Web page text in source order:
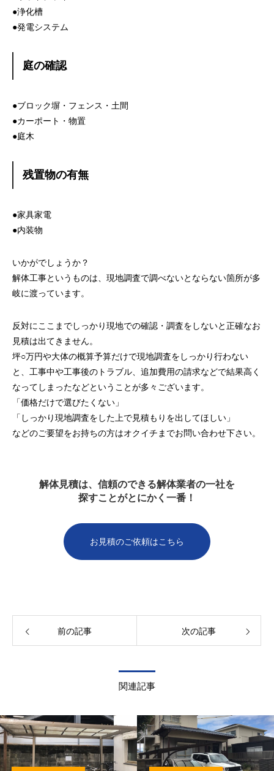
●浄化槽
●発電システム
庭の確認
●ブロック塀・フェンス・土間
●カーポート・物置
●庭木
残置物の有無
●家具家電
●内装物
いかがでしょうか？
解体工事というものは、現地調査で調べないとならない箇所が多
岐に渡っています。
反対にここまでしっかり現地での確認・調査をしないと正確なお
見積は出てきません。
坪○万円や大体の概算予算だけで現地調査をしっかり行わない
と、工事中や工事後のトラブル、追加費用の請求などで結果高く
なってしまったなどということが多々ございます。
「価格だけで選びたくない」
「しっかり現地調査をした上で見積もりを出してほしい」
などのご要望をお持ちの方はオクイチまでお問い合わせ下さい。
解体見積は、信頼のできる解体業者の一社を
探すことがとにかく一番！
お見積のご依頼はこちら
前の記事 次の記事
関連記事